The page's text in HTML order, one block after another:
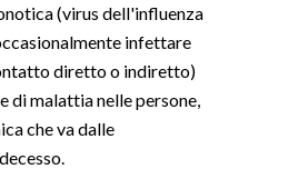
(virus dell'influenza
infettare
diretto o indiretto)
di malattia nelle persone,
che va dalle